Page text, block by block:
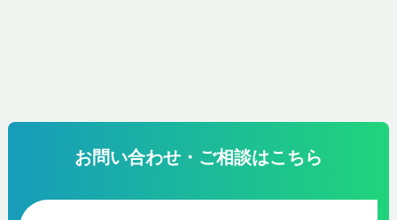
お問い合わせ・ご相談はこちら